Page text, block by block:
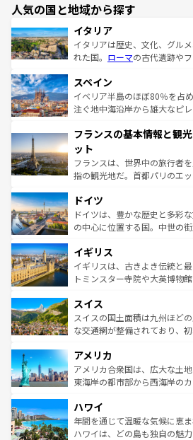
人気の国と地域から探す
イタリア
イタリアは歴史、文化、グル
れた国。 ローマの古代遺跡や
ろん、トスカーナの美しい田
景など、自然景観も見逃せな
ピザやパスタなど、絶品のイ
ませてくれるイタリアで、忘
なお、新着のイタリア情報は
しい。
スペイン
イベリア半島のほぼ80％を占
注ぐ地中海沿岸から雄大なピ
文化が根付くこの国では、情
れる闘牛、そして美味しいタ
る。首都マドリードの洗練さ
アートに溢れた街角から、地
せる。地方によって風土や気
性で訪
ンテンツ一覧を参照してほし
フランスの基本情報と観
ット
フランスは、世界中の旅行者
指の観光地だ。首都パリのエ
で、幅広い魅力が詰まってい
聖堂、美しいビーチ、そして
から魅了する。また、フラン
いる。シャンパンの発祥地で
香り高いラベンダー畑など、
らに、パリ以外の地域にも魅
れる地方に足を運ぶとそれぞ
きるだろう。 なお、新
を参照してほしい。
ドイツ
ドイツは、豊かな歴史と多彩
の中心に位置する国。中世の
顔を持つこの国は、どこを歩
ルリンの文化的活気、バイエ
してライン川沿いのワイン畑
は、お酒好きな人にはぜひ体験してほし
ドイツ情報はコンテンツ一覧
イギリス
イギリスは、古きよき伝統と
トミンスター寺院や大英博物
リアごとに異なる魅力がある
ティー、ビール好きにはたま
戦など、本場だからこそでき
ンツ一覧を参照してほしい。
スイス
スイスの国土面積は九州ほど
な交通網が整備されており、
の建物がそのまま残る町や、
博物館もあり、アルプス観光
ことができる。国民の所得が
ば市内交通費無料で観光を楽しむこ
着のスイス情報はコンテンツ
アメリカ
アメリカ合衆国は、広大な土
東海岸の都市部から西海岸の
のような巨大都市は、観光、
ンメントが詰まった刺激的な
西部には大自然が広がり、グ
ハワイ
年間を通じて温暖な気候に恵
ハワイは、どの島も独自の魅